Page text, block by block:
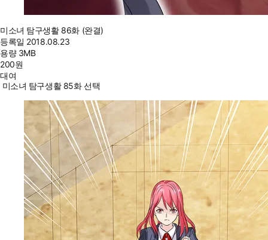
미소녀 탐구생활 86화 (완결)
등록일 2018.08.23
용량 3MB
200원
대여
미소녀 탐구생활 85화 선택